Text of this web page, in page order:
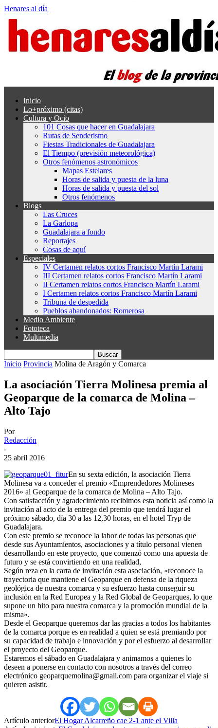
Henares al día
Inicio
Lo+próximo (citas)
Cultura y Ocio
101 Cosas que hacer en Guadalajara
Rutas de Senderismo
Fiestas Tradicionales de Guadalajara
El Tiempo (previsión meteorológica)
Otros fenómenos astronómicos
Mapas Estelares
Horas de salida y puesta de la luna
Horas de salida y puesta del sol
Otros fenómenos
Blogs
Las Cruces
La Garlopa
Guadalajara a fondo
Reportajes
Cosas de aquí
Especiales
IV Certamen relatos cortos Francisco Martín Larami
III Certamen relatos cortos Francisco Martín Larami
II Certamen relatos cortos Francisco Martín Larami
I Certamen relatos cortos Francisco Martín Larami
Tribuna de despedida
Pueblos abandonados: Romerosa
Medio Ambiente
Fototeca
Multimedia
Inicio Provincia Molina de Aragón y Comarca
La asociación Tierra Molinesa premia al
Geoparque de la comarca de Molina –
Alto Tajo
Por
Redacción
-
25 abril 2016
En su sexta edición, la asociación Tierra
Molinesa va a conceder el premio «Emprendedores Molineses
2016» al Geoparque de la comarca de Molina – Alto Tajo.
Con satisfacción y agradecimiento recibimos esta noticia así como la
invitación al acto de la entrega del premio que tendrá lugar el
próximo sábado, día 30 a las 12,30 horas, en el hotel Tryp de
Guadalajara.
Con este premio se reconoce la labor de todas las personas que
desde sus Ayuntamientos, asociaciones y a título personal vienen
desarrollando en este proyecto, que comenzó como una apuesta de
futuro y se está convirtiendo en una realidad,
Según reza en la carta de invitación esta asociación, «reconoce la
trayectoria que mantiene el Geoparque en defensa de la riqueza
geológica de nuestra comarca y su esfuerzo hasta conseguir su
inclusión en la Red Europea y la Red Global de Geoparques, lo que
supone un hito para nuestra comarca y la promoción mundial de la
misma».
Desde el Geoparque queremos dar las gracias a todos los habitantes
de la comarca porque es en realidad a quien se está premiando por
su capacidad de trabajo e innovación y por el esfuerzo al desarrollar
el proyecto del Geoparque.
Estaremos el sábado en Guadalajara y animamos a quienes lo
deseen a ponerse en contacto con nosotros a través del correo
electrónico geoparquemolina@gmail.com para organizar el viaje si
quieren asistir.
Artículo anteriorEl Hogar Alcarreño cae 2-1 ante el Villa